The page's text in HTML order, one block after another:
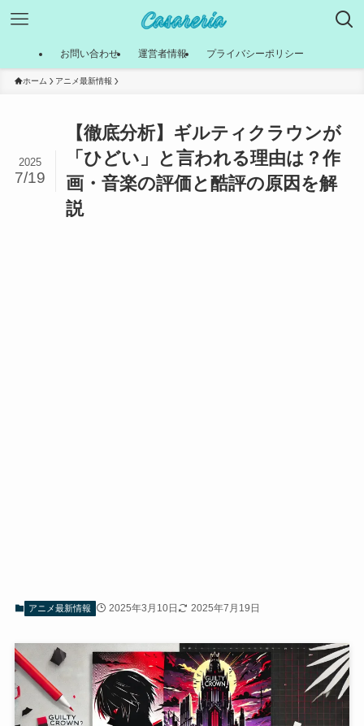
お問い合わせ 運営者情報 プライバシーポリシー
ホーム アニメ最新情報
【徹底分析】ギルティクラウンが
「ひどい」と言われる理由は？作
画・音楽の評価と酷評の原因を解
説
2025
7/19
アニメ最新情報 2025年3月10日 2025年7月19日